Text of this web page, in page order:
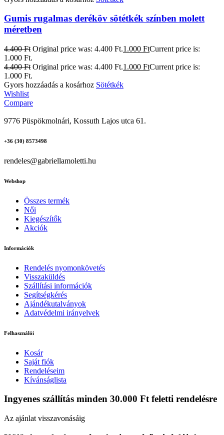
Gumis rugalmas deréköv sötétkék színben molett
méretben
4.400Ft Original price was: 4.400 Ft.1.000 FtCurrent price is:
1.000 Ft.
4.400Ft Original price was: 4.400 Ft.1.000 FtCurrent price is:
1.000 Ft.
Gyors hozzáadás a kosárhoz Sötétkék
Wishlist
Compare
9776 Püspökmolnári, Kossuth Lajos utca 61.
+36 (30) 8573498
rendeles@gabriellamoletti.hu
Webshop
Összes termék
Női
Kiegészítők
Akciók
Információk
Rendelés nyomonkövetés
Visszaküldés
Szállítási információk
Segítségkérés
Ajándékutalványok
Adatvédelmi irányelvek
Felhasználói
Kosár
Saját fiók
Rendeléseim
Kívánságlista
Ingyenes szállítás minden 30.000 Ft feletti rendelésre
Az ajánlat visszavonásáig